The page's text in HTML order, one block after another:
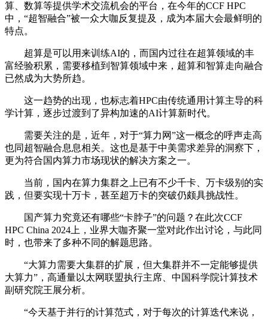
算、数算等提供学术交流机会的平台，在今年的CCF HPC
中，“超智融合”被一众大咖反复提及，成为本届大会最鲜明的
特点。
超算是可以用来训练AI的，而国内过往在超算领域的丰
富经验积累，需要移植到智算领域中来，超算和智算走向融合
已然成为大势所趋。
这一趋势的出现，也标志着HPC由传统通用计算主导的科
学计算，逐步过渡到了异构加速的AI计算新时代。
需要关注的是，近年，对于“算力网”这一概念的呼声走高
也同超智融合息息相关。这也是基于中美需求差异的洞察下，
更为符合国内算力市场现状的解决方案之一。
当前，国内在算力集群之上已有不少千卡、万卡级别的实
践，但要实现十万卡，甚至超万卡的突破仍颇具挑战性。
国产算力究竟还有哪些“卡脖子”的问题？在此次CCF
HPC China 2024上，业界大咖齐聚一堂对此作出讨论，与此同
时，也带来了多种不同的解题思路。
“大算力需要大集群的扩展，但大集群并不一定能够提供
大算力”，高通量以太网联盟执行主席、中国科学院计算技术
副研究院王展分析。
“今天基于并行的计算范式，对于每次的计算迭代来说，